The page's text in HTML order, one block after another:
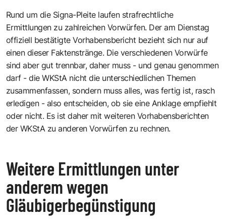
Rund um die Signa-Pleite laufen strafrechtliche
Ermittlungen zu zahlreichen Vorwürfen. Der am Dienstag
offiziell bestätigte Vorhabensbericht bezieht sich nur auf
einen dieser Faktenstränge. Die verschiedenen Vorwürfe
sind aber gut trennbar, daher muss - und genau genommen
darf - die WKStA nicht die unterschiedlichen Themen
zusammenfassen, sondern muss alles, was fertig ist, rasch
erledigen - also entscheiden, ob sie eine Anklage empfiehlt
oder nicht. Es ist daher mit weiteren Vorhabensberichten
der WKStA zu anderen Vorwürfen zu rechnen.
Weitere Ermittlungen unter
anderem wegen
Gläubigerbegünstigung